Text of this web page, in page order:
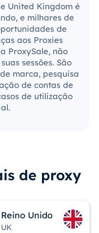
United Kingdom é
e milhares de
de
aos Proxies
ProxySale, não
sessões. São
marca, pesquisa
de contas de
de utilização
de proxy
Reino Unido
UK